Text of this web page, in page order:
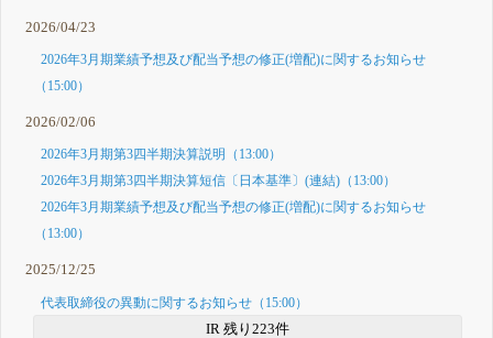
2026/04/23
2026年3月期業績予想及び配当予想の修正(増配)に関するお知らせ
（15:00）
2026/02/06
2026年3月期第3四半期決算説明（13:00）
2026年3月期第3四半期決算短信〔日本基準〕(連結)（13:00）
2026年3月期業績予想及び配当予想の修正(増配)に関するお知らせ
（13:00）
2025/12/25
代表取締役の異動に関するお知らせ（15:00）
IR 残り223件